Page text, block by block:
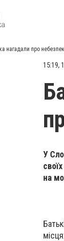
нагадали про
15:19,
У
на